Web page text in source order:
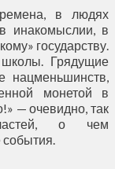
в людях
инакомыслии, в
государству.
Грядущие
нацменьшинств,
монетой в
— очевидно, так
о чем
события.